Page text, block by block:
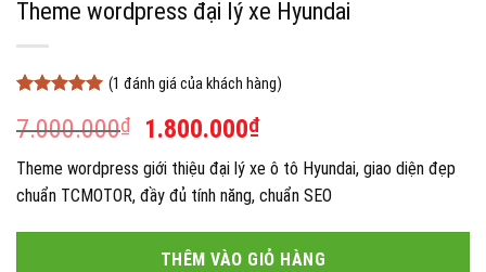
Theme wordpress đại lý xe Hyundai
dựa trên
đánh giá
(1 đánh giá của khách hàng)
7.000.000₫
Giá
gốc
là:
7.000.000₫.
1.800.000₫Giá
hiện
tại
là:
1.800.000₫.
Theme wordpress giới thiệu đại lý xe ô tô Hyundai, giao diện đẹp
chuẩn TCMOTOR, đầy đủ tính năng, chuẩn SEO
THÊM VÀO GIỎ HÀNG